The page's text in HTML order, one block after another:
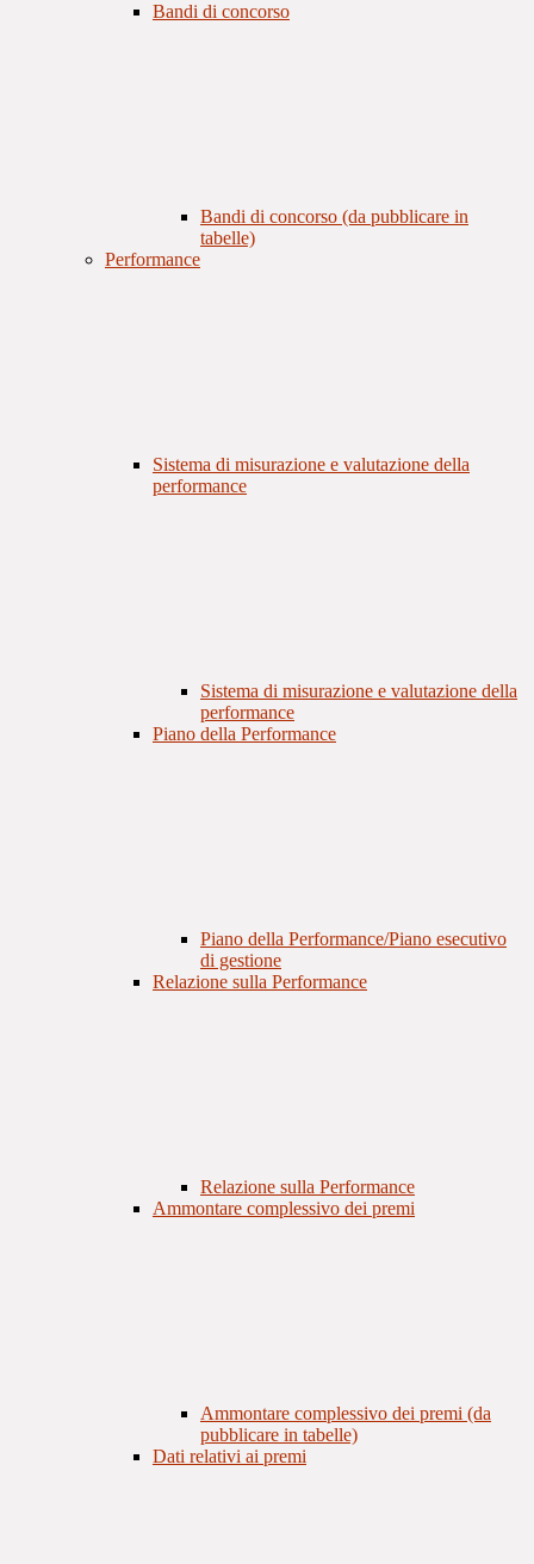
Bandi di concorso
Bandi di concorso (da pubblicare in
tabelle)
Performance
Sistema di misurazione e valutazione della
performance
Sistema di misurazione e valutazione della
performance
Piano della Performance
Piano della Performance/Piano esecutivo
di gestione
Relazione sulla Performance
Relazione sulla Performance
Ammontare complessivo dei premi
Ammontare complessivo dei premi (da
pubblicare in tabelle)
Dati relativi ai premi